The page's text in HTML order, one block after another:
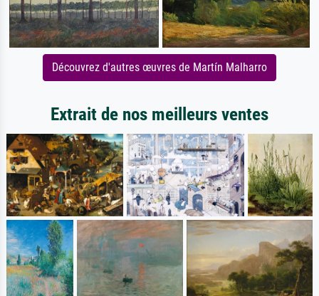
Découvrez d'autres œuvres de Martín Malharro
Extrait de nos meilleurs ventes